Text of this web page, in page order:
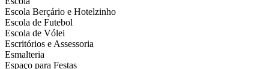
Escola Berçário e Hotelzinho
Escola de Futebol
Escola de Vólei
Escritórios e Assessoria
Esmalteria
Espaço para Festas